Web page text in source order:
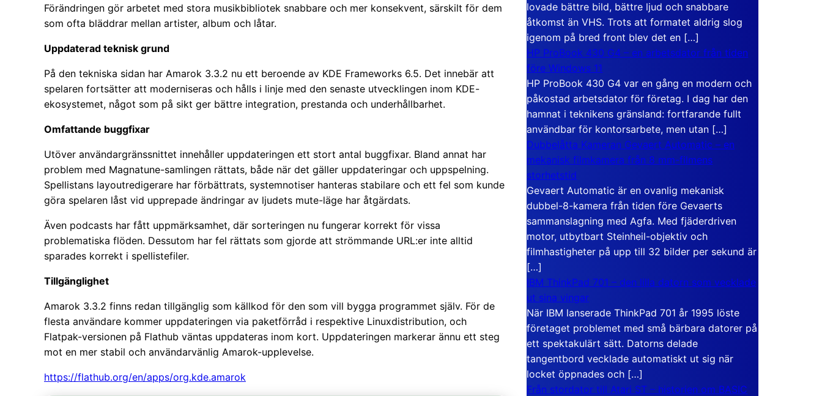
Förändringen gör arbetet med stora musikbibliotek snabbare och mer konsekvent, särskilt för dem
som ofta bläddrar mellan artister, album och låtar.
Uppdaterad teknisk grund
På den tekniska sidan har Amarok 3.3.2 nu ett beroende av KDE Frameworks 6.5. Det innebär att
spelaren fortsätter att moderniseras och hålls i linje med den senaste utvecklingen inom KDE-
ekosystemet, något som på sikt ger bättre integration, prestanda och underhållbarhet.
Omfattande buggfixar
Utöver användargränssnittet innehåller uppdateringen ett stort antal buggfixar. Bland annat har
problem med Magnatune-samlingen rättats, både när det gäller uppdateringar och uppspelning.
Spellistans layoutredigerare har förbättrats, systemnotiser hanteras stabilare och ett fel som kunde
göra spelaren låst vid upprepade ändringar av ljudets mute-läge har åtgärdats.
Även podcasts har fått uppmärksamhet, där sorteringen nu fungerar korrekt för vissa
problematiska flöden. Dessutom har fel rättats som gjorde att strömmande URL:er inte alltid
sparades korrekt i spellistefiler.
Tillgänglighet
Amarok 3.3.2 finns redan tillgänglig som källkod för den som vill bygga programmet själv. För de
flesta användare kommer uppdateringen via paketförråd i respektive Linuxdistribution, och
Flatpak-versionen på Flathub väntas uppdateras inom kort. Uppdateringen markerar ännu ett steg
mot en mer stabil och användarvänlig Amarok-upplevelse.
https://flathub.org/en/apps/org.kde.amarok
lovade bättre bild, bättre ljud och snabbare
åtkomst än VHS. Trots att formatet aldrig slog
igenom på bred front blev det en […]
HP ProBook 430 G4 – en arbetsdator från tiden
före Windows 11
HP ProBook 430 G4 var en gång en modern och
påkostad arbetsdator för företag. I dag har den
hamnat i teknikens gränsland: fortfarande fullt
användbar för kontorsarbete, men utan […]
Dubbelåtta Kameran Gevaert Automatic – en
mekanisk filmkamera från 8 mm-filmens
storhetstid
Gevaert Automatic är en ovanlig mekanisk
dubbel-8-kamera från tiden före Gevaerts
sammanslagning med Agfa. Med fjäderdriven
motor, utbytbart Steinheil-objektiv och
filmhastigheter på upp till 32 bilder per sekund är
[…]
IBM ThinkPad 701 – den lilla datorn som vecklade
ut sina vingar
När IBM lanserade ThinkPad 701 år 1995 löste
företaget problemet med små bärbara datorer på
ett spektakulärt sätt. Datorns delade
tangentbord vecklade automatiskt ut sig när
locket öppnades och […]
Från stordator till Atari ST – historien om BASIC